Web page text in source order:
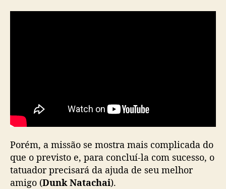
s
a
Porém, a missão se mostra mais complicada do
que o previsto e, para concluí-la com sucesso, o
tatuador precisará da ajuda de seu melhor
amigo (Dunk Natachai).